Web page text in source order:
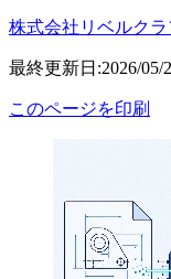
株式会社リベルクラ
最終更新日:2026/05/
このページを印刷